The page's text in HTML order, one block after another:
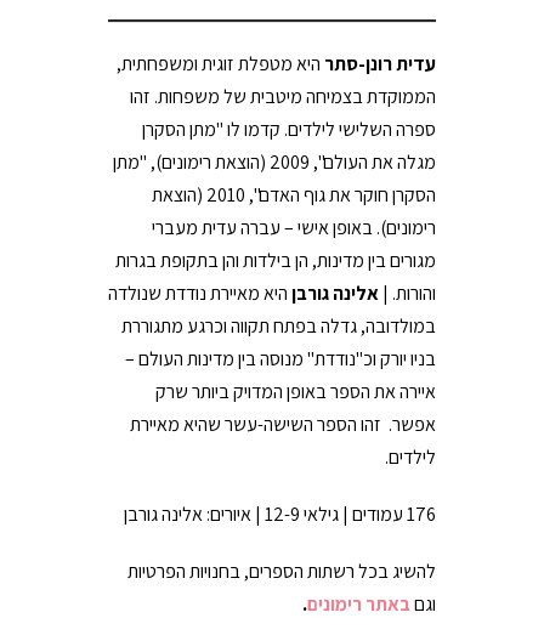
עדית רונן-סתר היא מטפלת זוגית ומשפחתית,
הממוקדת בצמיחה מיטבית של משפחות. זהו
ספרה השלישי לילדים. קדמו לו "מתן הסקרן
מגלה את העולם", 2009 (הוצאת רימונים), "מתן
הסקרן חוקר את גוף האדם", 2010 (הוצאת
רימונים). באופן אישי – עברה עדית מעברי
מגורים בין מדינות, הן בילדות והן בתקופת בגרות
והורות. |אלינה גורבןהיא מאיירת נודדת שנולדה
במולדובה, גדלה בפתח תקווה וכרגע מתגוררת
בניו יורק וכ"נודדת" מנוסה בין מדינות העולם –
איירה את הספר באופן המדויק ביותר שרק
אפשר. זהו הספר השישה-עשר שהיא מאיירת
לילדים.
176 עמודים | גילאי 12-9 | איורים: אלינה גורבן
להשיג בכל רשתות הספרים, בחנויות הפרטיות
וגםבאתר רימונים.